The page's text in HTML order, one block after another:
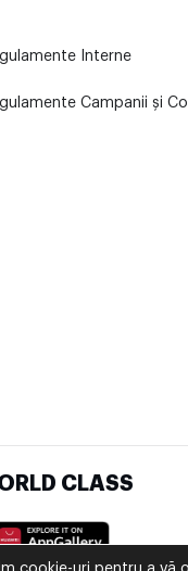
Interne
Campanii și
CLASS